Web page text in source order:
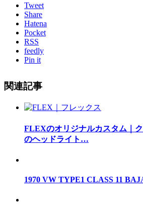
Tweet
Share
Hatena
Pocket
RSS
feedly
Pin it
関連記事
FLEXのオリジナルカスタム｜
のヘッドライト…
1970 VW TYPE1 CLASS 11